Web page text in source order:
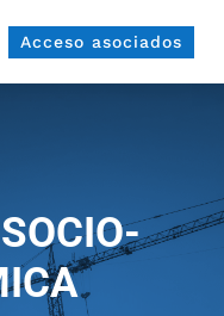
Acceso asociados